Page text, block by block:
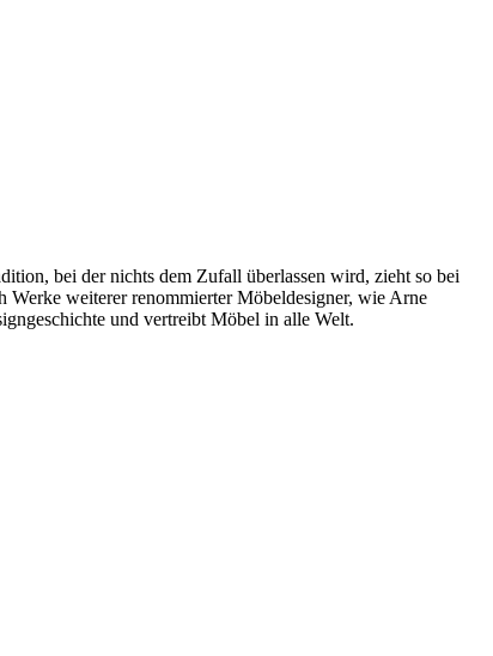
bei der nichts dem Zufall überlassen wird, zieht so bei
Werke weiterer renommierter Möbeldesigner, wie Arne
und vertreibt Möbel in alle Welt.